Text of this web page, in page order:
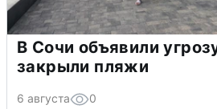
В Сочи объявили
закрыли пляжи
6 августа 0